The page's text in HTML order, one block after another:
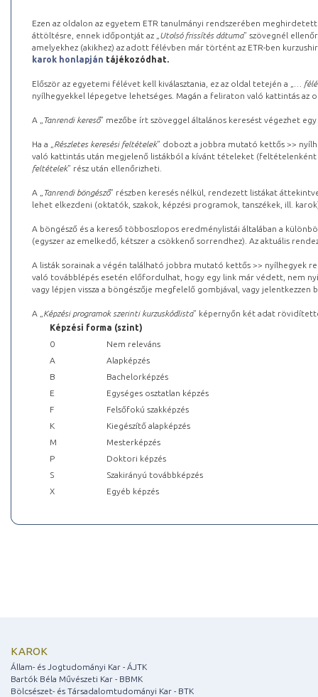
Ezen az oldalon az egyetem ETR tanulmányi rendszerében
áttöltésre, ennek időpontját az „ Utolsó frissítés dátuma” szövegnél
amelyekhez (akikhez) az adott félévben már történt az ETR-ben
karok honlapján tájékozódhat.
Először az egyetemi félévet kell kiválasztania, ez az oldal tetején a „
…
nyílhegyekkel lépegetve lehetséges. Magán a feliraton való kattintás az
A „ Tanrendi kereső” mezőbe írt szöveggel általános keresést végezhet
Ha a „ Részletes keresési feltételek” dobozt a jobbra mutató kettős >>
való kattintás után megjelenő listákból a kívánt tételeket (feltételenként
feltételek” rész után ellenőrizheti.
A „ Tanrendi böngésző” részben keresés nélkül, rendezett listákat
lehet elkezdeni (oktatók, szakok, képzési programok, tanszékek, ill.
A böngésző és a kereső többoszlopos eredménylistái általában a
(egyszer az emelkedő, kétszer a csökkenő sorrendhez). Az aktuális
A listák sorainak a végén található jobbra mutató kettős >> nyílhegyek
való továbblépés esetén előfordulhat, hogy egy link már védett, nem
vagy lépjen vissza a böngészője megfelelő gombjával, vagy
A „ Képzési programok szerinti kurzuskódlista” képernyőn két adat
Képzési forma (szint)
0
Nem releváns
A
Alapképzés
B
Bachelorképzés
E
Egységes osztatlan képzés
F
Felsőfokú szakképzés
K
Kiegészítő alapképzés
M
Mesterképzés
P
Doktori képzés
S
Szakirányú továbbképzés
X
Egyéb képzés
KAROK
Állam- és Jogtudományi Kar - ÁJTK
Bartók Béla Művészeti Kar - BBMK
Bölcsészet- és Társadalomtudományi Kar - BTK